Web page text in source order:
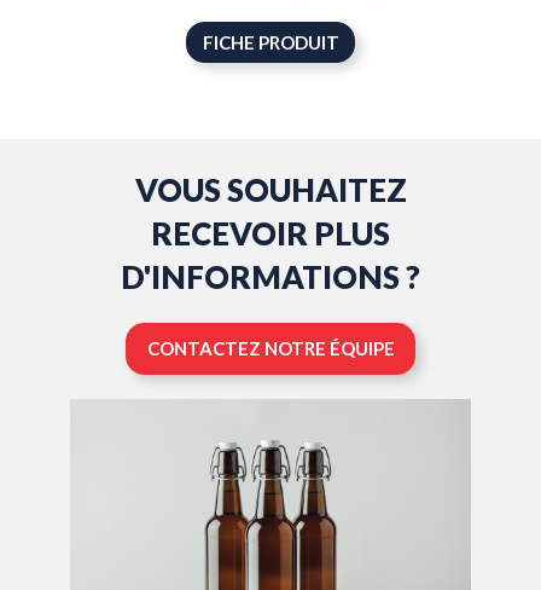
FICHE PRODUIT
VOUS SOUHAITEZ
RECEVOIR PLUS
D'INFORMATIONS ?
CONTACTEZ NOTRE ÉQUIPE